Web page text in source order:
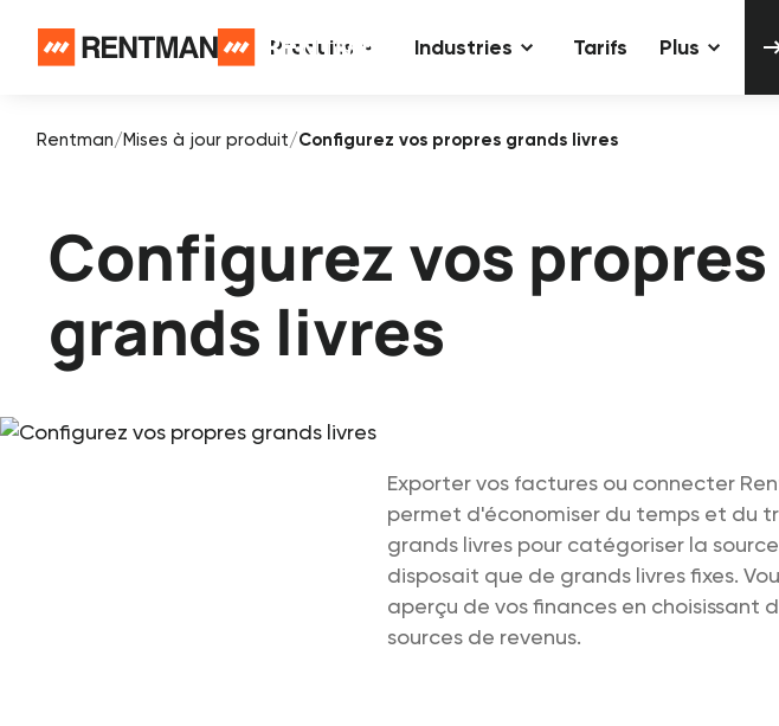
Produits Industries Tarifs Plus
Rentman/Mises à jour produit/Configurez vos propres grands livres
Configurez vos propres
grands livres
Exporter vos factures ou connecter
permet d'économiser du temps et du
grands livres pour catégoriser la
disposait que de grands livres fixes.
aperçu de vos finances en choisissant
sources de revenus.